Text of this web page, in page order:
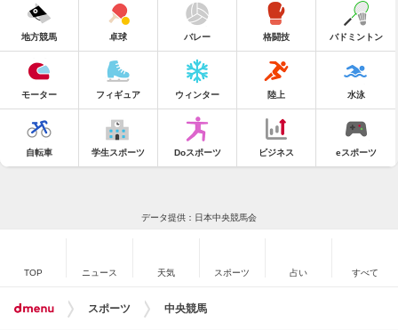
地方競馬 卓球 バレー 格闘技 バドミントン
モーター フィギュア ウィンター 陸上 水泳
自転車 学生スポーツ Doスポーツ ビジネス eスポーツ
データ提供：日本中央競馬会
TOP ニュース 天気 スポーツ 占い すべて
スポーツ 中央競馬